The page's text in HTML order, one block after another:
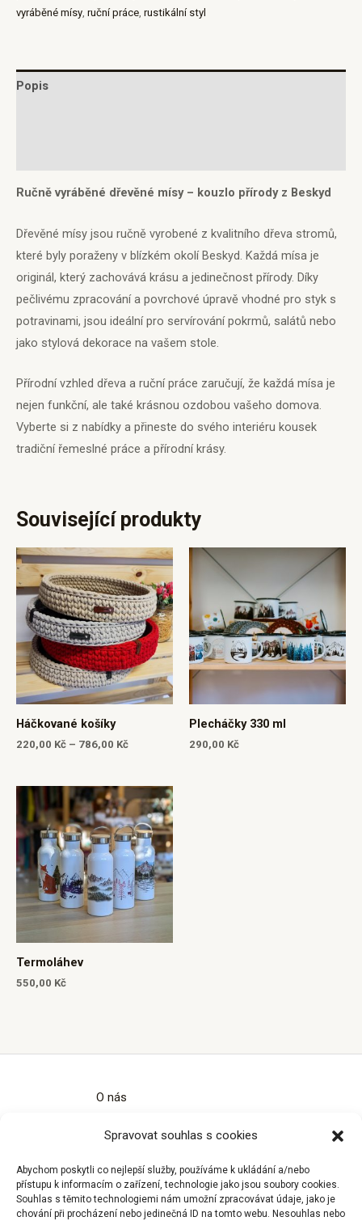
Spravovat souhlas s cookies
Abychom poskytli co nejlepší služby, používáme k ukládání a/nebo
přístupu k informacím o zařízení, technologie jako jsou soubory cookies.
Souhlas s těmito technologiemi nám umožní zpracovávat údaje, jako je
chování při procházení nebo jedinečná ID na tomto webu. Nesouhlas nebo
vyráběné mísy ruční práce rustikální styl
Popis
Ručně vyráběné dřevěné mísy – kouzlo přírody z Beskyd
Dřevěné mísy jsou ručně vyrobené z kvalitního dřeva stromů,
které byly poraženy v blízkém okolí Beskyd. Každá mísa je
originál, který zachovává krásu a jedinečnost přírody. Díky
pečlivému zpracování a povrchové úpravě vhodné pro styk s
potravinami, jsou ideální pro servírování pokrmů, salátů nebo
jako stylová dekorace na vašem stole.
Přírodní vzhled dřeva a ruční práce zaručují, že každá mísa je
nejen funkční, ale také krásnou ozdobou vašeho domova.
Vyberte si z nabídky a přineste do svého interiéru kousek
tradiční řemeslné práce a přírodní krásy.
Související produkty
Háčkované košíky
220,00 Kč – 786,00 Kč
Plecháčky 330 ml
290,00 Kč
Termoláhev
550,00 Kč
O nás
Obchodní podmínky
Zásady ochrany osobních údajů
Zásady cookies (EU)